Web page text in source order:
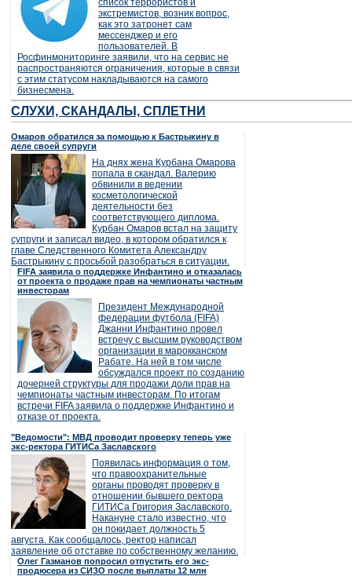
список террористов и
экстремистов, возник вопрос,
как это затронет сам
мессенджер и его
пользователей. В
Росфинмониторинге заявили, что на сервис не
распространяются ограничения, которые в связи
с этим статусом накладываются на самого
бизнесмена.
СЛУХИ, СКАНДАЛЫ, СПЛЕТНИ
Омаров обратился за помощью к Бастрыкину в
деле своей супруги
На днях жена Курбана Омарова
попала в скандал. Валерию
обвинили в ведении
косметологической
деятельности без
соответствующего диплома.
Курбан Омаров встал на защиту
супруги и записал видео, в котором обратился к
главе Следственного Комитета Александру
Бастрыкину с просьбой разобраться в ситуации.
FIFA заявила о поддержке Инфантино и отказалась
от проекта о продаже прав на чемпионаты частным
инвесторам
Президент Международной
федерации футбола (FIFA)
Джанни Инфантино провел
встречу с высшим руководством
организации в марокканском
Рабате. На ней в том числе
обсуждался проект по созданию
дочерней структуры для продажи доли прав на
чемпионаты частным инвесторам. По итогам
встречи FIFA заявила о поддержке Инфантино и
отказе от проекта.
"Ведомости": МВД проводит проверку теперь уже
экс-ректора ГИТИСа Заславского
Появилась информация о том,
что правоохранительные
органы проводят проверку в
отношении бывшего ректора
ГИТИСа Григория Заславского.
Накануне стало известно, что
он покидает должность 5
августа. Как сообщалось, ректор написал
заявление об отставке по собственному желанию.
Олег Газманов попросил отпустить его экс-
продюсера из СИЗО после выплаты 12 млн